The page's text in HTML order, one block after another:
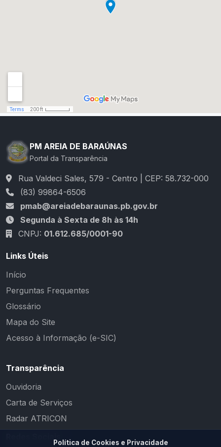
PM AREIA DE BARAÚNAS
Portal da Transparência
Rua Valdeci Sales, 579 - Centro | CEP: 58.732-000
(83) 99864-6506
pmab@areiadebaraunas.pb.gov.br
Segunda à Sexta de 8h às 14h
CNPJ: 01.612.685/0001-90
Links Úteis
Início
Perguntas Frequentes
Glossário
Mapa do Site
Acesso à Informação (e-SIC)
Transparência
Ouvidoria
Carta de Serviços
Radar ATRICON
Política de Cookies e Privacidade